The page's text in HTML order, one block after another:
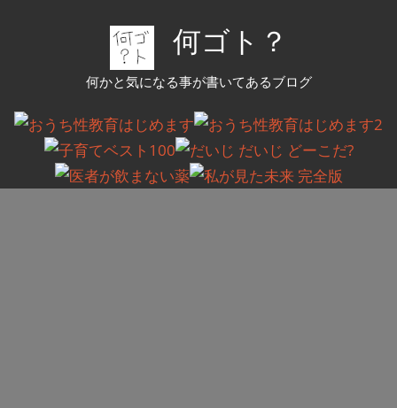
ツ
キ
何ゴト？
何かと気になる事が書いてあるブログ